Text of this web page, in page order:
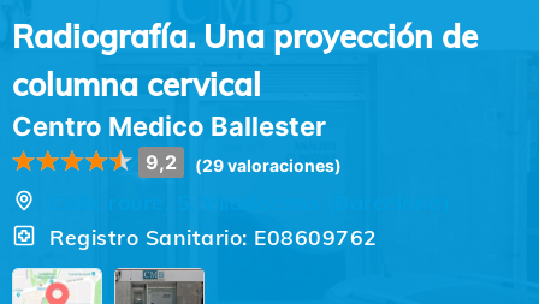
Radiografía. Una proyección de
columna cervical
Centro Medico Ballester
9,2 (29 valoraciones)
Registro Sanitario: E08609762